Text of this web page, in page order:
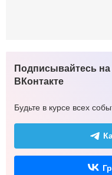
Подписывайтесь
ВКонтакте
Будьте в курсе всех